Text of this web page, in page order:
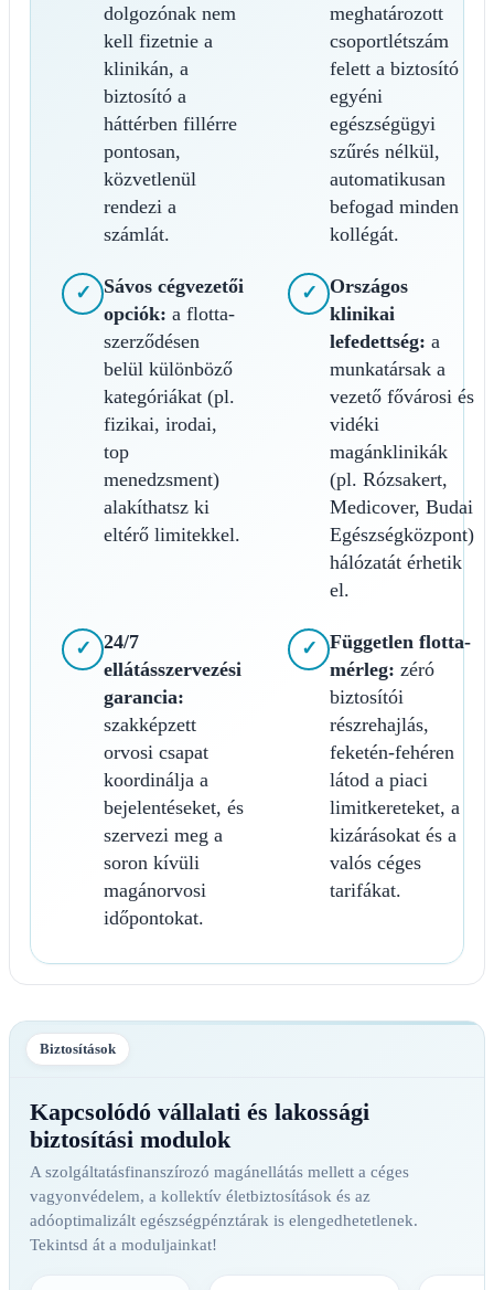
dolgozónak nem
kell fizetnie a
klinikán, a
biztosító a
háttérben fillérre
pontosan,
közvetlenül
rendezi a
számlát.
meghatározott
csoportlétszám
felett a biztosító
egyéni
egészségügyi
szűrés nélkül,
automatikusan
befogad minden
kollégát.
✓
Sávos cégvezetői
opciók: a flotta-
szerződésen
belül különböző
kategóriákat (pl.
fizikai, irodai,
top
menedzsment)
alakíthatsz ki
eltérő limitekkel.
✓
Országos
klinikai
lefedettség: a
munkatársak a
vezető fővárosi és
vidéki
magánklinikák
(pl. Rózsakert,
Medicover, Budai
Egészségközpont)
hálózatát érhetik
el.
✓
24/7
ellátásszervezési
garancia:
szakképzett
orvosi csapat
koordinálja a
bejelentéseket, és
szervezi meg a
soron kívüli
magánorvosi
időpontokat.
✓
Független flotta-
mérleg: zéró
biztosítói
részrehajlás,
feketén-fehéren
látod a piaci
limitkereteket, a
kizárásokat és a
valós céges
tarifákat.
Biztosítások
Kapcsolódó vállalati és lakossági
biztosítási modulok
A szolgáltatásfinanszírozó magánellátás mellett a céges
vagyonvédelem, a kollektív életbiztosítások és az
adóoptimalizált egészségpénztárak is elengedhetetlenek.
Tekintsd át a moduljainkat!